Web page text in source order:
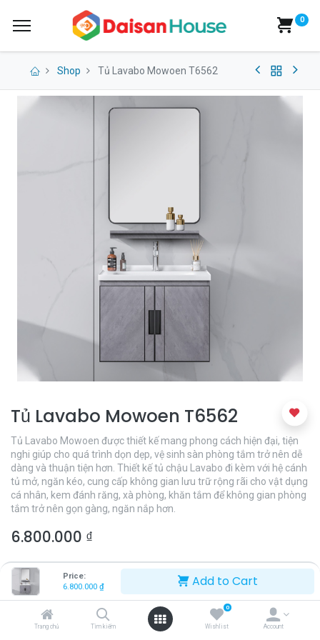
Price:
6.800.000 ₫ Add to Cart
Trang chủ Tìm kiếm
0
Wishlist Account
0
Shop Tủ Lavabo Mowoen T6562
Tủ Lavabo Mowoen T6562
Tủ Lavabo Mowoen được thiết kế mang phong cách hiện đại, tiện
nghi giúp cho quá trình dọn dẹp, vệ sinh sàn phòng tắm trở nên dễ
dàng và thuận tiện hơn. Thiết kế tủ chậu Lavabo đi kèm với hệ cánh
tủ mở, ngăn kéo, cung cấp không gian lưu trữ rộng rãi cho vật dụng
cá nhân, kem đánh răng, xà phòng, khăn tắm để không gian phòng
tắm trở nên gọn gàng, ngăn nắp hơn.
6.800.000 ₫